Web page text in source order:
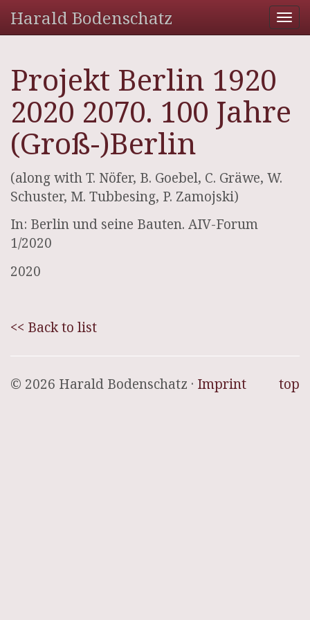
Harald Bodenschatz
Projekt Berlin 1920
2020 2070. 100 Jahre
(Groß-)Berlin
(along with T. Nöfer, B. Goebel, C. Gräwe, W.
Schuster, M. Tubbesing, P. Zamojski)
In: Berlin und seine Bauten. AIV-Forum
1/2020
2020
<< Back to list
top
© 2026 Harald Bodenschatz · Imprint